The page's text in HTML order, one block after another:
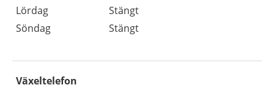
Lördag
Stängt
Söndag
Stängt
Växeltelefon